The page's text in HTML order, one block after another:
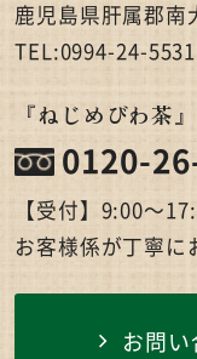
鹿児島県肝属郡南
TEL:0994-24-
『ねじめびわ茶
0120-
【受付】9:00〜
お客様係が丁寧に
お問